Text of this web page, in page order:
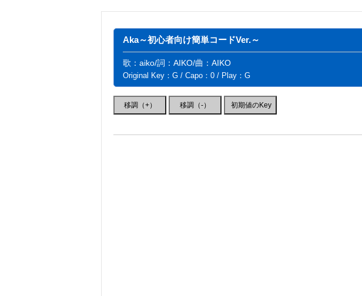
Aka～初心者向け簡単コードVer.～
歌：aiko/詞：AIKO/曲：AIKO
Original Key：G / Capo：0 / Play：G